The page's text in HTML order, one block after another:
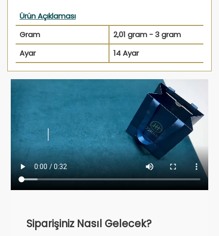
Ürün Açıklaması
Gram
2,01 gram - 3 gram
Ayar
14 Ayar
Siparişiniz Nasıl Gelecek?